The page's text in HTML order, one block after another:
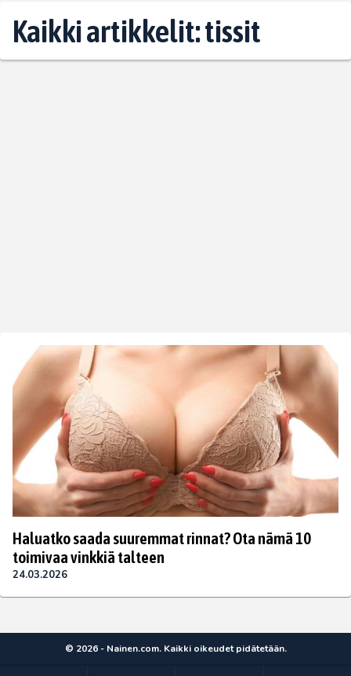
Kaikki artikkelit: tissit
Haluatko saada suuremmat rinnat? Ota nämä 10
toimivaa vinkkiä talteen
24.03.2026
© 2026 - Nainen.com. Kaikki oikeudet pidätetään.